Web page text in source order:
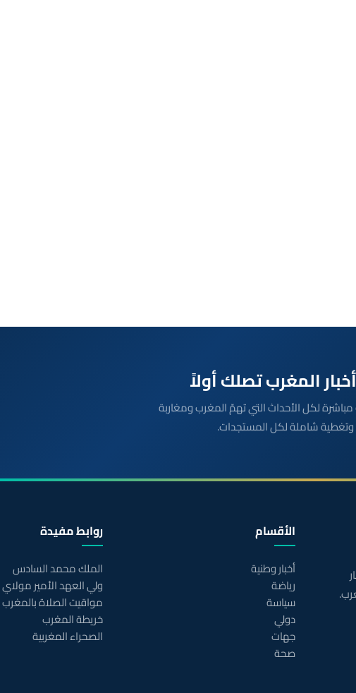
لكم متابعة مباشرة لكل الأحداث التي تهمّ المغرب ومغاربة
وتغطية شاملة لكل المستجدات.
الأقسام
أخبار وطنية
رياضة
سياسة
دولي
جهات
صحة
روابط مفيدة
الملك محمد السادس
ولي العهد الأمير
مواقيت الصلاة بالمغرب
خريطة المغرب
الصحراء المغربية